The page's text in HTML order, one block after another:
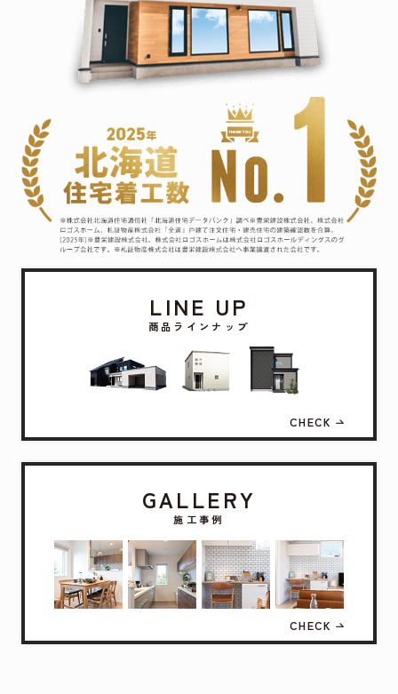
LINE UP
商品ラインナップ
CHECK
GALLERY
施工事例
CHECK